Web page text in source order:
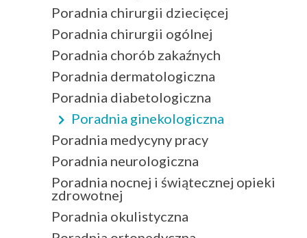
Poradnia chirurgii dziecięcej
Poradnia chirurgii ogólnej
Poradnia chorób zakaźnych
Poradnia dermatologiczna
Poradnia diabetologiczna
Poradnia ginekologiczna
Poradnia medycyny pracy
Poradnia neurologiczna
Poradnia nocnej i świątecznej opieki
zdrowotnej
Poradnia okulistyczna